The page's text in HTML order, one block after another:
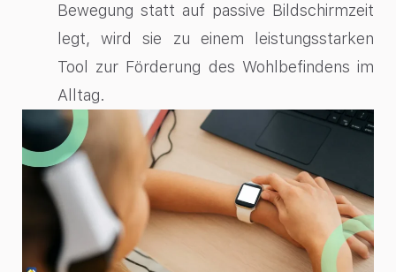
Bewegung statt auf passive Bildschirmzeit
legt, wird sie zu einem leistungsstarken
Tool zur Förderung des Wohlbefindens im
Alltag.